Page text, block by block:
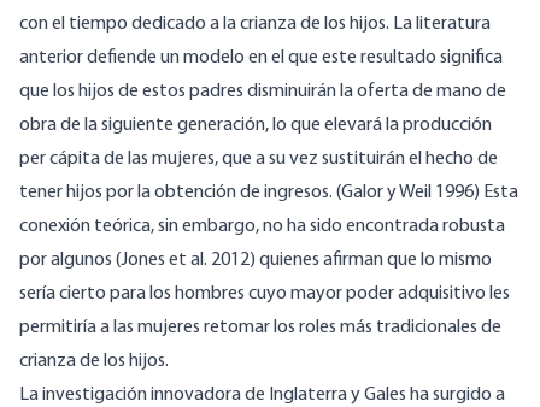
con el tiempo dedicado a la crianza de los hijos. La literatura
anterior defiende un modelo en el que este resultado significa
que los hijos de estos padres disminuirán la oferta de mano de
obra de la siguiente generación, lo que elevará la producción
per cápita de las mujeres, que a su vez sustituirán el hecho de
tener hijos por la obtención de ingresos. (Galor y Weil 1996) Esta
conexión teórica, sin embargo, no ha sido encontrada robusta
por algunos (Jones et al. 2012) quienes afirman que lo mismo
sería cierto para los hombres cuyo mayor poder adquisitivo les
permitiría a las mujeres retomar los roles más tradicionales de
crianza de los hijos.
La investigación innovadora de Inglaterra y Gales ha surgido a